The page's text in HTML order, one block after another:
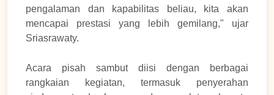
pengalaman dan kapabilitas beliau, kita akan
mencapai prestasi yang lebih gemilang," ujar
Sriasrawaty.
Acara pisah sambut diisi dengan berbagai
rangkaian kegiatan, termasuk penyerahan